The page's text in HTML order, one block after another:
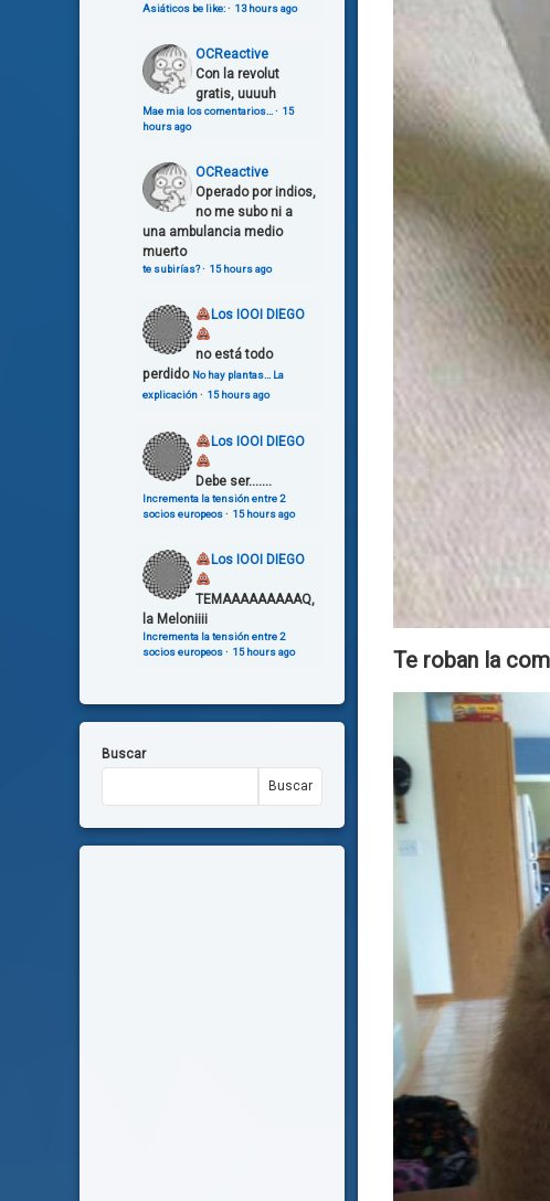
Te roban la
Asiáticos be like:· 13 hours ago
OCReactive
Con la revolut
gratis, uuuuh
Mae mia los comentarios… · 15
hours ago
OCReactive
Operado por indios,
no me subo ni a
una ambulancia medio
muerto
te subirías?· 15 hours ago
Los IOOI DIEGO
no está todo
perdido No hay plantas… La
explicación· 15 hours ago
Los IOOI DIEGO
Debe ser.......
Incrementa la tensión entre 2
socios europeos· 15 hours ago
Los IOOI DIEGO
TEMAAAAAAAAAQ,
la Meloniiii
Incrementa la tensión entre 2
socios europeos· 15 hours ago
Buscar
Buscar